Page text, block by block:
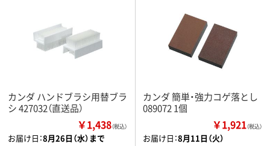
カンダ ハンドブラシ用替ブラ
シ 427032（直送品）
￥1,438（税込）
お届け日：8月26日（水）まで
カンダ 簡単・強力コゲ落とし
089072 1個
￥1,921（税込）
お届け日：8月11日（火）